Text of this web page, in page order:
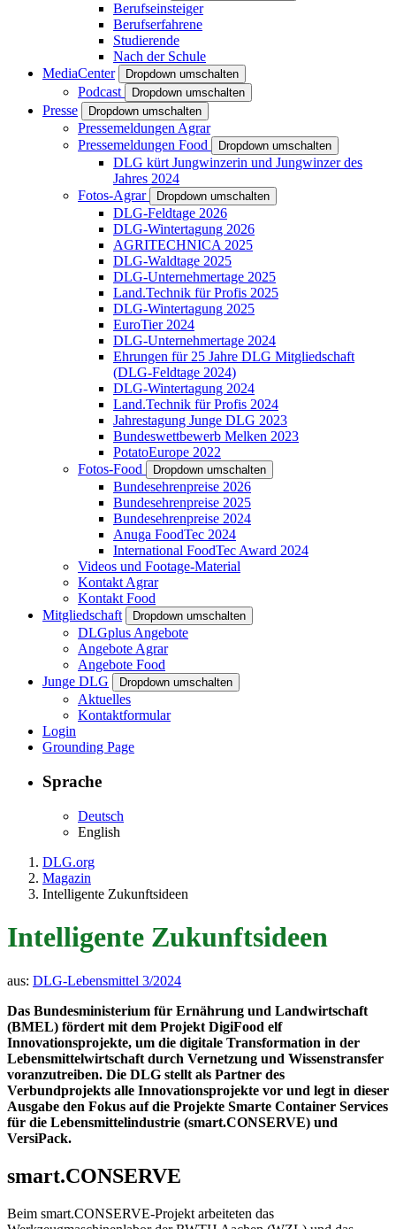
Berufseinsteiger
Berufserfahrene
Studierende
Nach der Schule
MediaCenter
Dropdown umschalten
Podcast Dropdown umschalten
Presse Dropdown umschalten
Pressemeldungen Agrar
Pressemeldungen Food
Dropdown umschalten
DLG kürt Jungwinzerin und Jungwinzer des
Jahres 2024
Fotos-Agrar
Dropdown umschalten
DLG-Feldtage 2026
DLG-Wintertagung 2026
AGRITECHNICA 2025
DLG-Waldtage 2025
DLG-Unternehmertage 2025
Land.Technik für Profis 2025
DLG-Wintertagung 2025
EuroTier 2024
DLG-Unternehmertage 2024
Ehrungen für 25 Jahre DLG Mitgliedschaft
(DLG-Feldtage 2024)
DLG-Wintertagung 2024
Land.Technik für Profis 2024
Jahrestagung Junge DLG 2023
Bundeswettbewerb Melken 2023
PotatoEurope 2022
Fotos-Food
Dropdown umschalten
Bundesehrenpreise 2026
Bundesehrenpreise 2025
Bundesehrenpreise 2024
Anuga FoodTec 2024
International FoodTec Award 2024
Videos und Footage-Material
Kontakt Agrar
Kontakt Food
Mitgliedschaft
Dropdown umschalten
DLGplus Angebote
Angebote Agrar
Angebote Food
Junge DLG
Dropdown umschalten
Aktuelles
Kontaktformular
Login
Grounding Page
Sprache
Deutsch
English
DLG.org
Magazin
Intelligente Zukunftsideen
Intelligente Zukunftsideen
aus: DLG-Lebensmittel 3/2024
Das Bundesministerium für Ernährung und Landwirtschaft
(BMEL) fördert mit dem Projekt DigiFood elf
Innovationsprojekte, um die digitale Transformation in der
Lebensmittelwirtschaft durch Vernetzung und Wissenstransfer
voranzutreiben. Die DLG stellt als Partner des
Verbundprojekts alle Innovationsprojekte vor und legt in dieser
Ausgabe den Fokus auf die Projekte Smarte Container Services
für die Lebensmittelindustrie (smart.CONSERVE) und
VersiPack.
smart.CONSERVE
Beim smart.CONSERVE-Projekt arbeiteten das